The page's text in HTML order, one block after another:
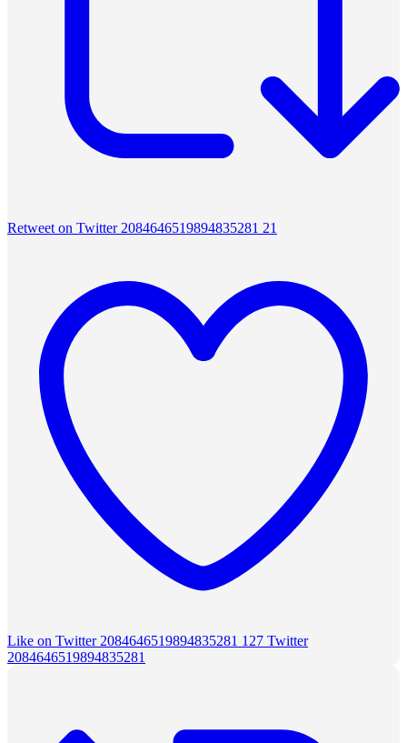
Retweet on Twitter 2084646519894835281 21
Like on Twitter 2084646519894835281 127 Twitter
2084646519894835281